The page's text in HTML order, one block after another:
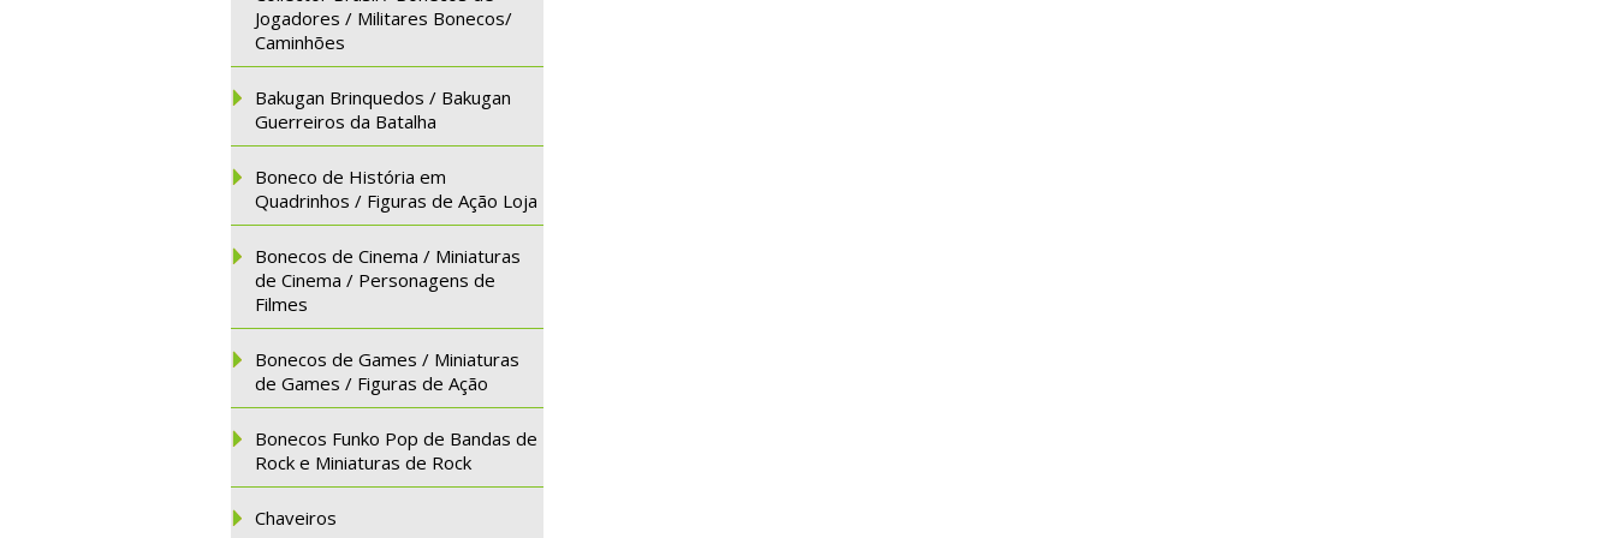
Jogadores / Militares Bonecos/
Caminhões
Bakugan Brinquedos / Bakugan
Guerreiros da Batalha
Boneco de História em
Quadrinhos / Figuras de Ação Loja
Bonecos de Cinema / Miniaturas
de Cinema / Personagens de
Filmes
Bonecos de Games / Miniaturas
de Games / Figuras de Ação
Bonecos Funko Pop de Bandas de
Rock e Miniaturas de Rock
Chaveiros